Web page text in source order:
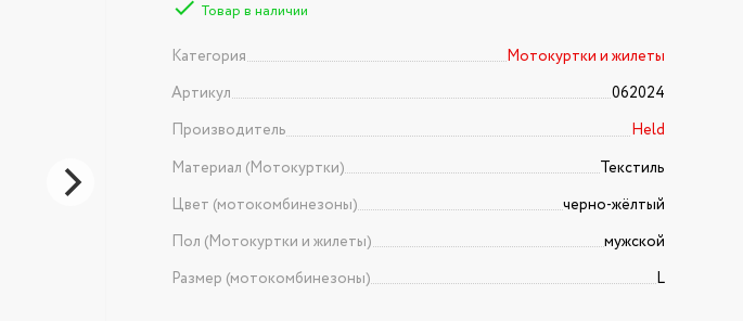
Товар в наличии
Категория
Мотокуртки и жилеты
Артикул
062024
Производитель
Held
Материал (Мотокуртки)
Текстиль
Цвет (мотокомбинезоны)
черно-жёлтый
Пол (Мотокуртки и жилеты)
мужской
Размер (мотокомбинезоны)
L